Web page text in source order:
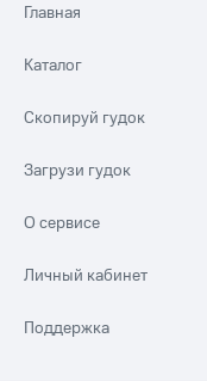
Главная
Каталог
Скопируй гудок
Загрузи гудок
О сервисе
Личный кабинет
Поддержка